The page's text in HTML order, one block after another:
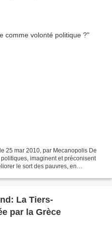
25 mar 2010, par Mecanopolis De
imaginent et préconisent
le sort des pauvres, en
La Tiers-
par la Grèce